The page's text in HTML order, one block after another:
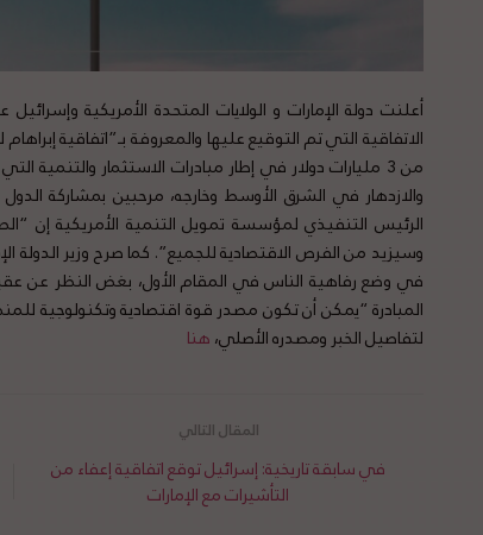
أعلنت دولة الإمارات و الولايات المتحدة الأمريكية
الاتفاقية التي تم التوقيع عليها والمعروفة بـ”اتفاقية
من 3 مليارات دولار في إطار مبادرات الاستثمار والتنمية
والازدهار في الشرق الأوسط وخارجه، مرحبين بمشاركة
الرئيس التنفيذي لمؤسسة تمويل التنمية الأمريكية إن
وسيزيد من الفرص الاقتصادية للجميع”. كما صرح وزير الدولة
في وضع رفاهية الناس في المقام الأول، بغض النظر عن
المبادرة “يمكن أن تكون مصدر قوة اقتصادية وتكنولوجية
لتفاصيل الخبر ومصدره الأصلي،هنا
في سابقة تاريخية: إسرائيل توقع اتفاقية إعفاء من
التأشيرات مع الإمارات